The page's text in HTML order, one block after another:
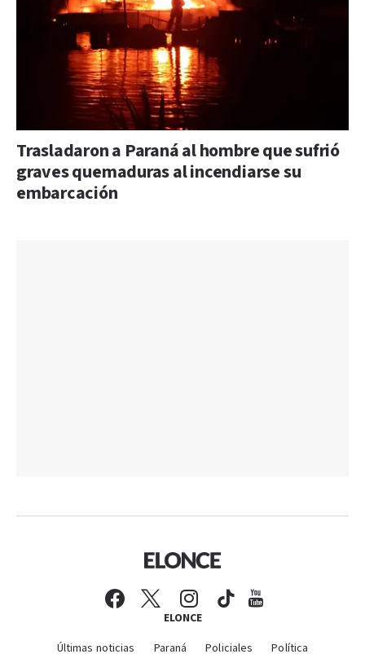
Trasladaron a Paraná al hombre que sufrió
graves quemaduras al incendiarse su
embarcación
ELONCE
Últimas noticias Paraná Policiales Política